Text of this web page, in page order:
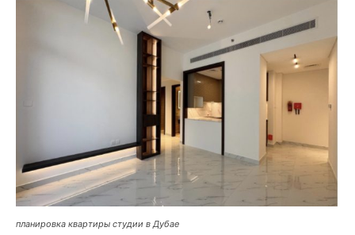
планировка квартиры студии в Дубае